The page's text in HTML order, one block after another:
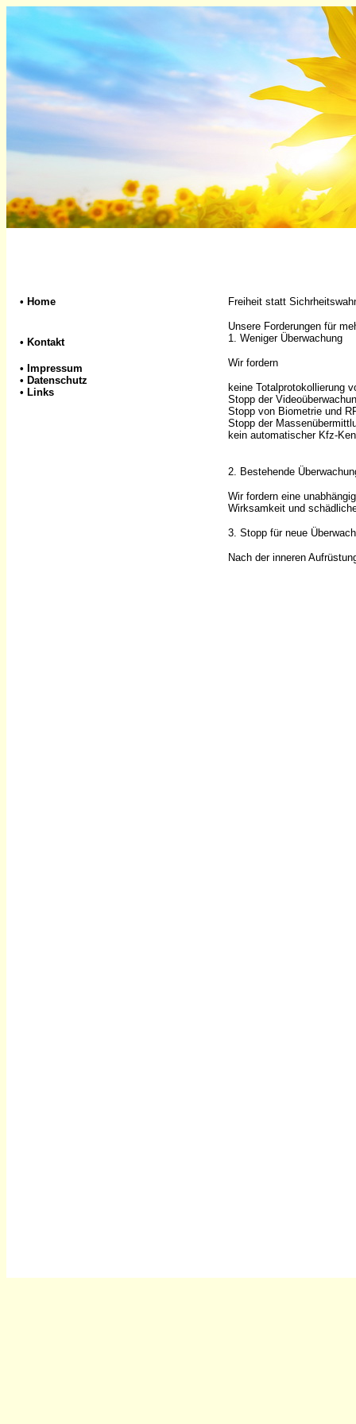
• Home
• Kontakt
• Impressum
• Datenschutz
• Links
Freiheit statt
Unsere Forderungen für
1. Weniger Überwachung
Wir fordern
keine Totalprotokollierung
Stopp der
Stopp von Biometrie und
Stopp der
kein automatischer Kfz-
2. Bestehende
Wir fordern eine
Wirksamkeit und
3. Stopp für neue
Nach der inneren